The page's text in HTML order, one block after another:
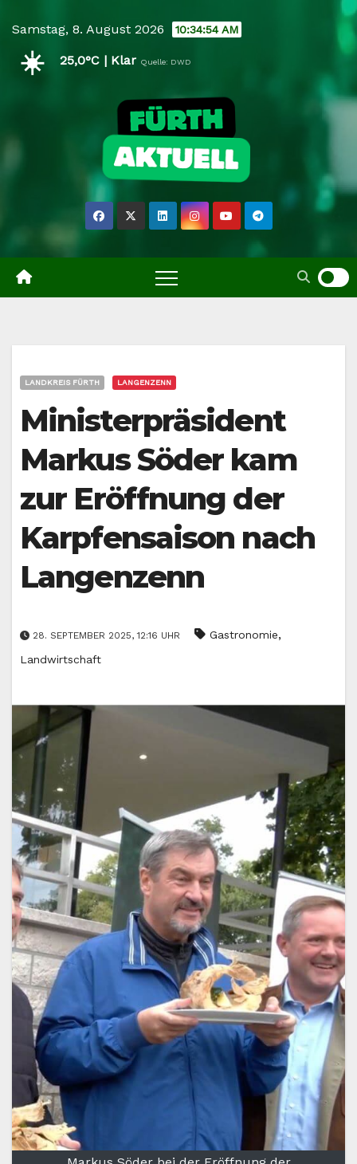
content
Samstag, 8. August 2026 10:34:55 AM
☀️ 25,0°C | Klar Quelle: DWD
LANDKREIS FÜRTH LANGENZENN
Ministerpräsident
Markus Söder kam
zur Eröffnung der
Karpfensaison nach
Langenzenn
28. SEPTEMBER 2025, 12:16 UHR Gastronomie,
Landwirtschaft